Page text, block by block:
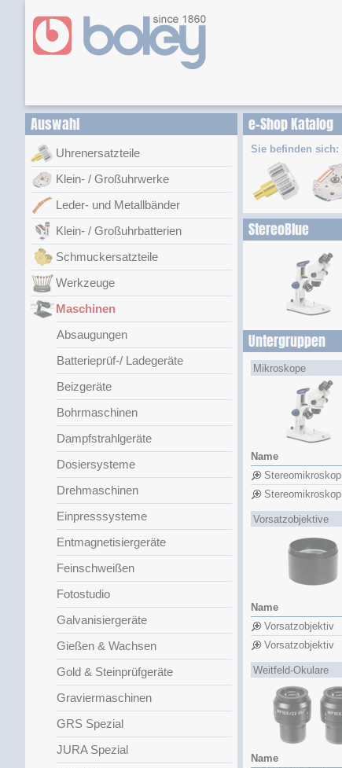
Auswahl
Uhrenersatzteile
Klein- / Großuhrwerke
Leder- und Metallbänder
Klein- / Großuhrbatterien
Schmuckersatzteile
Werkzeuge
Maschinen
Absaugungen
Batterieprüf-/ Ladegeräte
Beizgeräte
Bohrmaschinen
Dampfstrahlgeräte
Dosiersysteme
Drehmaschinen
Einpresssysteme
Entmagnetisiergeräte
Feinschweißen
Fotostudio
Galvanisiergeräte
Gießen & Wachsen
Gold & Steinprüfgeräte
Graviermaschinen
GRS Spezial
JURA Spezial
e-Shop Katalog
Sie befinden sich:
StereoBlue
Untergruppen
Mikroskope
Name
Stereomikroskop
Stereomikroskop
Vorsatzobjektive
Name
Vorsatzobjektiv
Vorsatzobjektiv
Weitfeld-Okulare
Name